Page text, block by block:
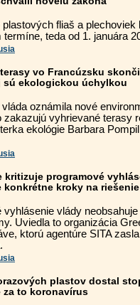
plastových fliaš a
termíne, teda od 1. januára
vo Francúzsku
sú ekologickou úchylkou
oznámila nové
zakazujú vyhrievané terasy
ekológie Barbara
kritizuje programové
konkrétne kroky na
vyhlásenie vlády
Uviedla to organizácia
ktorú agentúre SITA
plastov dostal
za to koronavírus